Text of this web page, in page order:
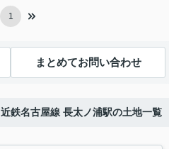
1
まとめてお問い合わせ
近鉄名古屋線 長太ノ浦駅の土地一覧